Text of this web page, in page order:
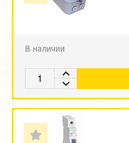
В наличии